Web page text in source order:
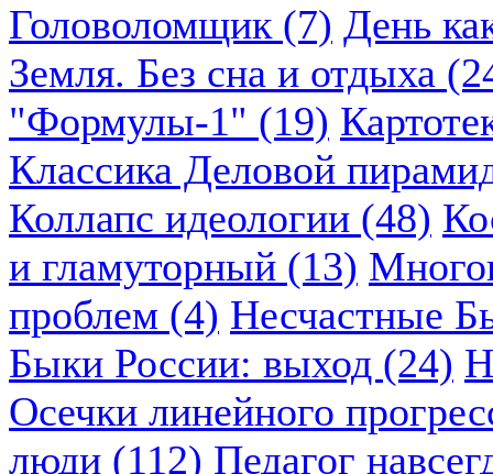
Головоломщик (7) День
Земля. Без сна и отдыха
"Формулы-1" (19)
Классика Деловой
Коллапс идеологии (48)
и гламуторный (13)
проблем (4) Несчастные
Быки России: выход (24)
Осечки линейного
люди (112) Педагог